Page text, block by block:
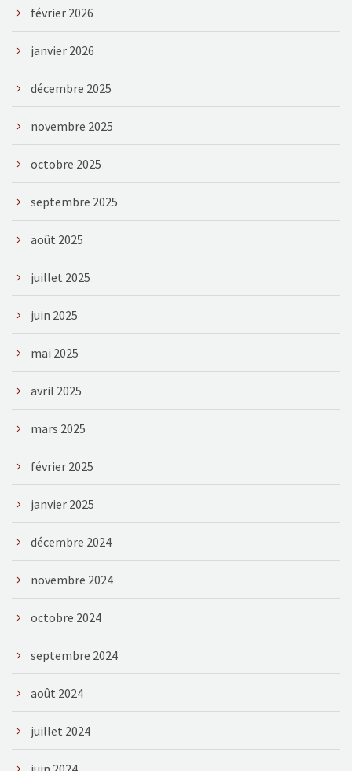
février 2026
janvier 2026
décembre 2025
novembre 2025
octobre 2025
septembre 2025
août 2025
juillet 2025
juin 2025
mai 2025
avril 2025
mars 2025
février 2025
janvier 2025
décembre 2024
novembre 2024
octobre 2024
septembre 2024
août 2024
juillet 2024